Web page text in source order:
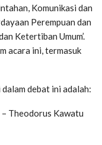
Komunikasi dan
Perempuan dan
Ketertiban Umum’.
acara ini, termasuk
debat ini adalah:
Theodorus Kawatu